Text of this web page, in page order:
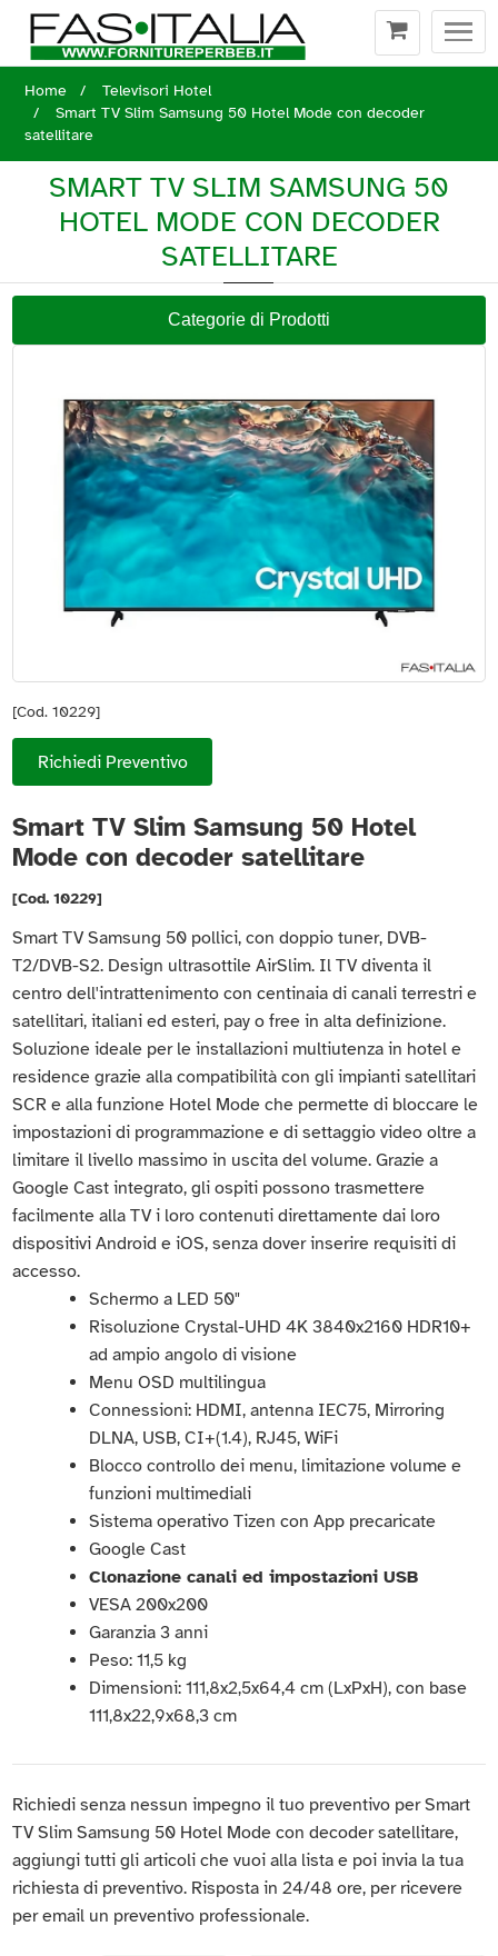
Home
Televisori Hotel
Smart TV Slim Samsung 50 Hotel Mode con decoder
satellitare
SMART TV SLIM SAMSUNG 50
HOTEL MODE CON DECODER
SATELLITARE
Categorie di Prodotti
[Cod. 10229]
Richiedi Preventivo
Smart TV Slim Samsung 50 Hotel
Mode con decoder satellitare
[Cod. 10229]
Smart TV Samsung 50 pollici, con doppio tuner, DVB-
T2/DVB-S2. Design ultrasottile AirSlim. Il TV diventa il
centro dell'intrattenimento con centinaia di canali terrestri e
satellitari, italiani ed esteri, pay o free in alta definizione.
Soluzione ideale per le installazioni multiutenza in hotel e
residence grazie alla compatibilità con gli impianti satellitari
SCR e alla funzione Hotel Mode che permette di bloccare le
impostazioni di programmazione e di settaggio video oltre a
limitare il livello massimo in uscita del volume. Grazie a
Google Cast integrato, gli ospiti possono trasmettere
facilmente alla TV i loro contenuti direttamente dai loro
dispositivi Android e iOS, senza dover inserire requisiti di
accesso.
Schermo a LED 50"
Risoluzione Crystal-UHD 4K 3840x2160 HDR10+
ad ampio angolo di visione
Menu OSD multilingua
Connessioni: HDMI, antenna IEC75, Mirroring
DLNA, USB, CI+(1.4), RJ45, WiFi
Blocco controllo dei menu, limitazione volume e
funzioni multimediali
Sistema operativo Tizen con App precaricate
Google Cast
Clonazione canali ed impostazioni USB
VESA 200x200
Garanzia 3 anni
Peso: 11,5 kg
Dimensioni: 111,8x2,5x64,4 cm (LxPxH), con base
111,8x22,9x68,3 cm
Richiedi senza nessun impegno il tuo preventivo per Smart
TV Slim Samsung 50 Hotel Mode con decoder satellitare,
aggiungi tutti gli articoli che vuoi alla lista e poi invia la tua
richiesta di preventivo. Risposta in 24/48 ore, per ricevere
per email un preventivo professionale.